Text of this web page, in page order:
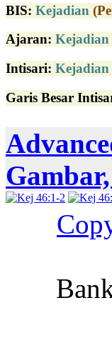
BIS: Kejadian
Ajaran: Kejadian
Intisari: Kejadian
Garis Besar